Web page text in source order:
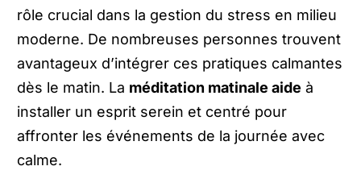
rôle crucial dans la gestion du stress en milieu
moderne. De nombreuses personnes trouvent
avantageux d’intégrer ces pratiques calmantes
dès le matin. La méditation matinale aide à
installer un esprit serein et centré pour
affronter les événements de la journée avec
calme.